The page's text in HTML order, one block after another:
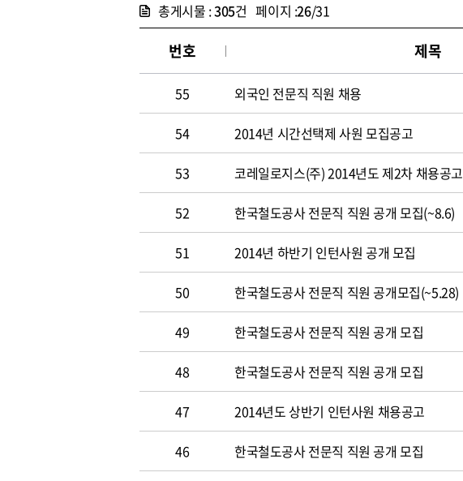
총게시물 :305건 페이지 :26/31
번호 제목
55 외국인 전문직 직원 채용
54 2014년 시간선택제 사원 모집공고
53 코레일로지스(주) 2014년도 제2차 채용공고
52 한국철도공사 전문직 직원 공개 모집(~8.6)
51 2014년 하반기 인턴사원 공개 모집
50 한국철도공사 전문직 직원 공개모집(~5.28)
49 한국철도공사 전문직 직원 공개 모집
48 한국철도공사 전문직 직원 공개 모집
47 2014년도 상반기 인턴사원 채용공고
46 한국철도공사 전문직 직원 공개 모집